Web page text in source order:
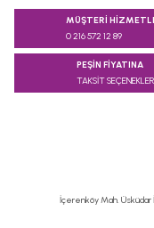
konularda yetersiz
kullanarak tarafımıza
Ürün resmi
MÜŞTERİ
0 216 572 12 89
PEŞİN FİYATINA
TAKSİT
İçerenköy Mah. Üsküdar